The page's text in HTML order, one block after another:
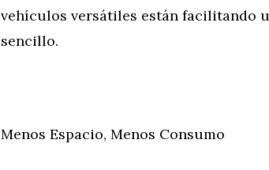
vehículos versátiles están facilitando
sencillo.
Menos Espacio, Menos Consumo